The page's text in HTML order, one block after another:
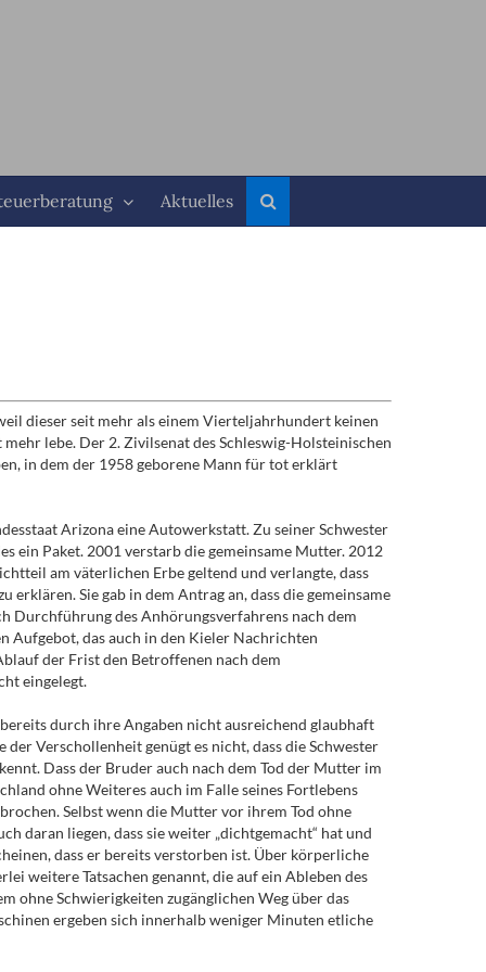
Aktuelles
dieser seit mehr als einem Vierteljahrhundert keinen
lebe. Der 2. Zivilsenat des Schleswig-Holsteinischen
in dem der 1958 geborene Mann für tot erklärt
Arizona eine Autowerkstatt. Zu seiner Schwester
ein Paket. 2001 verstarb die gemeinsame Mutter. 2012
am väterlichen Erbe geltend und verlangte, dass
Sie gab in dem Antrag an, dass die gemeinsame
Durchführung des Anhörungsverfahrens nach dem
Aufgebot, das auch in den Kieler Nachrichten
der Frist den Betroffenen nach dem
eingelegt.
durch ihre Angaben nicht ausreichend glaubhaft
der Verschollenheit genügt es nicht, dass die Schwester
Dass der Bruder auch nach dem Tod der Mutter im
ohne Weiteres auch im Falle seines Fortlebens
Selbst wenn die Mutter vor ihrem Tod ohne
daran liegen, dass sie weiter „dichtgemacht“ hat und
dass er bereits verstorben ist. Über körperliche
weitere Tatsachen genannt, die auf ein Ableben des
ohne Schwierigkeiten zugänglichen Weg über das
ergeben sich innerhalb weniger Minuten etliche